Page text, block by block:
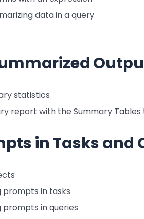
data in a query
statistics
report with the Summary Tables
in Tasks and
prompts in tasks
in queries